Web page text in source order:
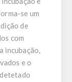
se um
de
com
incubação,
e o